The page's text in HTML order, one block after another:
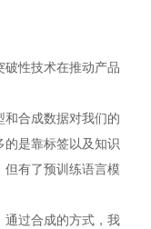
破性技术在推动产品
和合成数据对我们的
的是靠标签以及知识
但有了预训练语言模
通过合成的方式，我